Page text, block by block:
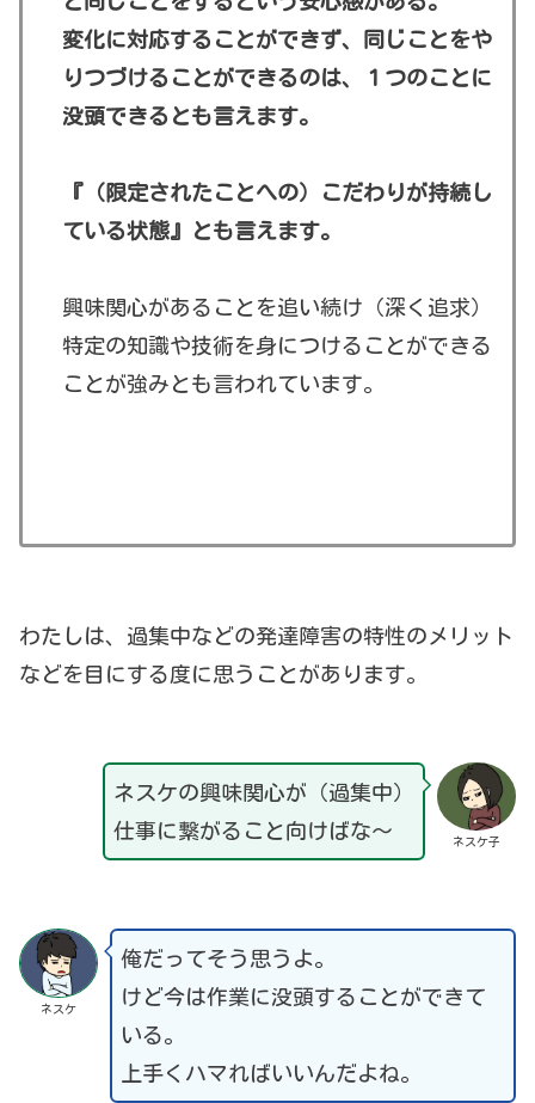
変化に対応することができず、同じことをや
りつづけることができるのは、１つのことに
没頭できるとも言えます。
『（限定されたことへの）こだわりが持続し
ている状態』とも言えます。
興味関心があることを追い続け（深く追求）
特定の知識や技術を身につけることができる
ことが強みとも言われています。
わたしは、過集中などの発達障害の特性のメリット
などを目にする度に思うことがあります。
ネスケ子
ネスケの興味関心が（過集中）
仕事に繋がること向けばな～
ネスケ
俺だってそう思うよ。
けど今は作業に没頭することができて
いる。
上手くハマればいいんだよね。